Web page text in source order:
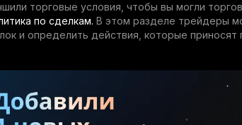
торговые условия, чтобы вы могли
по сделкам. В этом разделе трейдеры
и определить действия, которые приносят